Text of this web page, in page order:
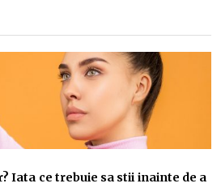
Iata ce trebuie sa stii inainte de a